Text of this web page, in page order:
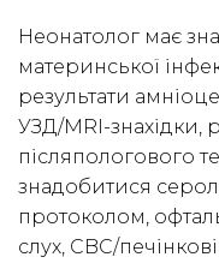
Неонатолог має
материнської
результати
УЗД/MRI-знахідки,
післяпологового
знадобитися
протоколом,
слух, CBC/